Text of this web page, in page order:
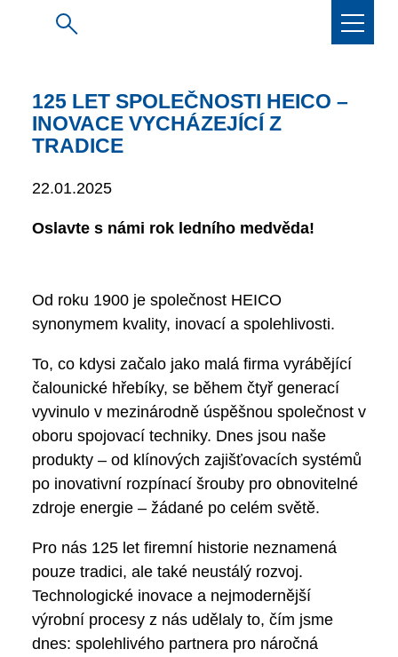
125 LET SPOLEČNOSTI HEICO –
INOVACE VYCHÁZEJÍCÍ Z
TRADICE
22.01.2025
Oslavte s námi rok ledního medvěda!
Od roku 1900 je společnost HEICO
synonymem kvality, inovací a spolehlivosti.
To, co kdysi začalo jako malá firma vyrábějící
čalounické hřebíky, se během čtyř generací
vyvinulo v mezinárodně úspěšnou společnost v
oboru spojovací techniky. Dnes jsou naše
produkty – od klínových zajišťovacích systémů
po inovativní rozpínací šrouby pro obnovitelné
zdroje energie – žádané po celém světě.
Pro nás 125 let firemní historie neznamená
pouze tradici, ale také neustálý rozvoj.
Technologické inovace a nejmodernější
výrobní procesy z nás udělaly to, čím jsme
dnes: spolehlivého partnera pro náročná